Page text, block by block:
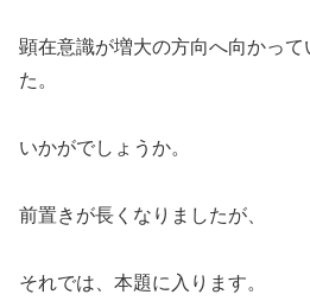
顕在意識が増大の方向へ向かっ
た。
いかがでしょうか。
前置きが長くなりましたが、
それでは、本題に入ります。